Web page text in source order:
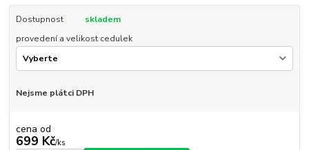
Dostupnost
skladem
provedení a velikost cedulek
Nejsme plátci DPH
cena od
699 Kč/ks